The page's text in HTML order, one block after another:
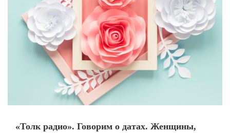
«Толк радио». Говорим о датах. Женщины,